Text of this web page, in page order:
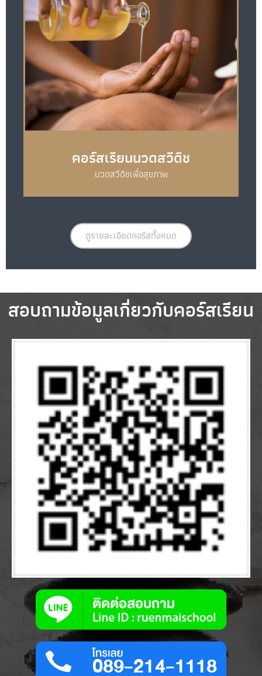
คอร์สเรียนนวดสวีดิช
นวดสวีดิชเพื่อสุขภาพ
ดูรายละเอียดคอร์สทั้งหมด
สอบถามข้อมูลเกี่ยวกับคอร์สเรียน